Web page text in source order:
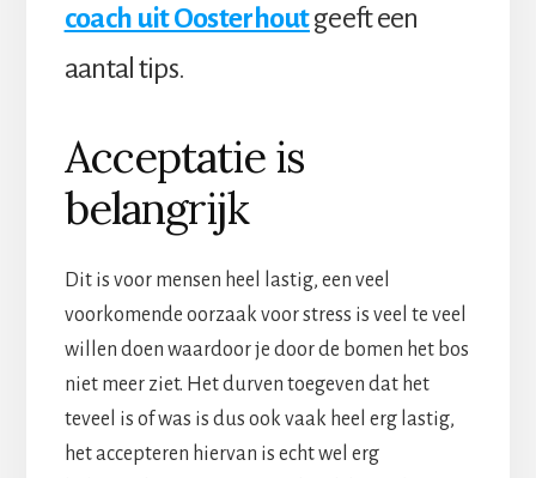
coach uit Oosterhoutgeeft een
aantal tips.
Acceptatie is
belangrijk
Dit is voor mensen heel lastig, een veel
voorkomende oorzaak voor stress is veel te veel
willen doen waardoor je door de bomen het bos
niet meer ziet. Het durven toegeven dat het
teveel is of was is dus ook vaak heel erg lastig,
het accepteren hiervan is echt wel erg